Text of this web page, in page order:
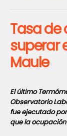
Tasa de
superar
Maule
El último
Observatorio
fue ejecutado
que la ocupación